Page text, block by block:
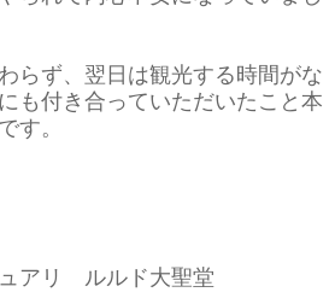
らず、 翌日は観光する時間がな
も付き合っていただいたこと本
す。
アリ ルルド大聖堂